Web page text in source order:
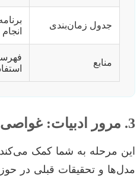
جدول زمان‌بندی
منابع
3. مرور ادبیات: غواصی در دریای دانش
این مرحله به شما کمک
مدل‌ها و تحقیقات قبلی در